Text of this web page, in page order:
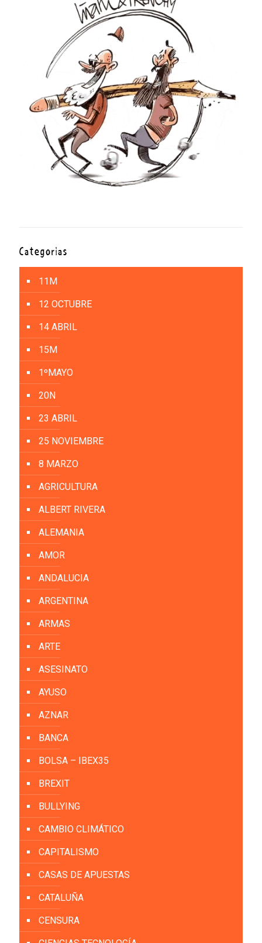
Categorías
11M
12 OCTUBRE
14 ABRIL
15M
1ºMAYO
20N
23 ABRIL
25 NOVIEMBRE
8 MARZO
AGRICULTURA
ALBERT RIVERA
ALEMANIA
AMOR
ANDALUCIA
ARGENTINA
ARMAS
ARTE
ASESINATO
AYUSO
AZNAR
BANCA
BOLSA – IBEX35
BREXIT
BULLYING
CAMBIO CLIMÁTICO
CAPITALISMO
CASAS DE APUESTAS
CATALUÑA
CENSURA